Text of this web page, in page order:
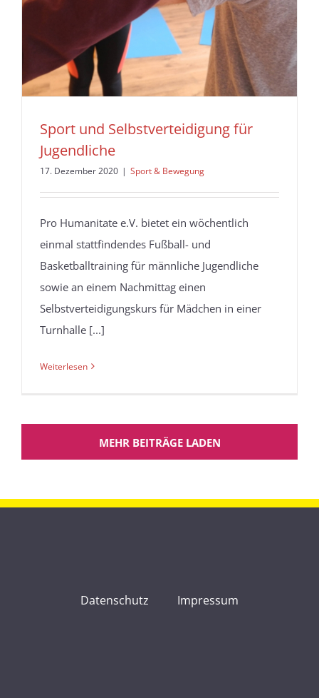
Sport und Selbstverteidigung für
Jugendliche
17. Dezember 2020 | Sport & Bewegung
Pro Humanitate e.V. bietet ein wöchentlich
einmal stattfindendes Fußball- und
Basketballtraining für männliche Jugendliche
sowie an einem Nachmittag einen
Selbstverteidigungskurs für Mädchen in einer
Turnhalle [...]
Weiterlesen
MEHR BEITRÄGE LADEN
Datenschutz Impressum